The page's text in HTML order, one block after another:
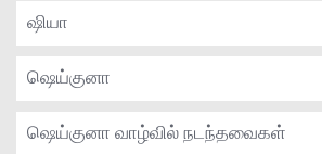
ஷியா
ஷெய்குனா
ஷெய்குனா வாழ்வில் நடந்தவைகள்